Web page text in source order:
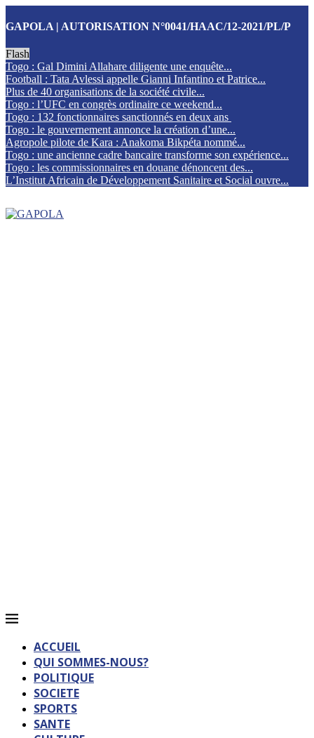
GAPOLA | AUTORISATION N°0041/HAAC/12-2021/PL/P
Flash
Togo : Gal Dimini Allahare diligente une enquête...
Football : Tata Avlessi appelle Gianni Infantino et Patrice...
Plus de 40 organisations de la société civile...
Togo : l’UFC en congrès ordinaire ce weekend...
Togo : 132 fonctionnaires sanctionnés en deux ans
Togo : le gouvernement annonce la création d’une...
Agropole pilote de Kara : Anakoma Bikpéta nommé...
Togo : une ancienne cadre bancaire transforme son expérience...
Togo : les commissionnaires en douane dénoncent des...
L’Institut Africain de Développement Sanitaire et Social ouvre...
ACCUEIL
QUI SOMMES-NOUS?
POLITIQUE
SOCIETE
SPORTS
SANTE